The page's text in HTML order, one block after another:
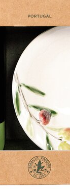
Åpent i dag
0 i butikk
Åpent i dag
0 i butikk
Gamle